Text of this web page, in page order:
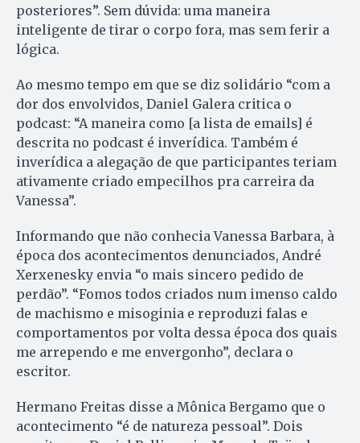
posteriores”. Sem dúvida: uma maneira
inteligente de tirar o corpo fora, mas sem ferir a
lógica.
Ao mesmo tempo em que se diz solidário “com a
dor dos envolvidos, Daniel Galera critica o
podcast: “A maneira como [a lista de emails] é
descrita no podcast é inverídica. Também é
inverídica a alegação de que participantes teriam
ativamente criado empecilhos pra carreira da
Vanessa”.
Informando que não conhecia Vanessa Barbara, à
época dos acontecimentos denunciados, André
Xerxenesky envia “o mais sincero pedido de
perdão”. “Fomos todos criados num imenso caldo
de machismo e misoginia e reproduzi falas e
comportamentos por volta dessa época dos quais
me arrependo e me envergonho”, declara o
escritor.
Hermano Freitas disse a Mônica Bergamo que o
acontecimento “é de natureza pessoal”. Dois